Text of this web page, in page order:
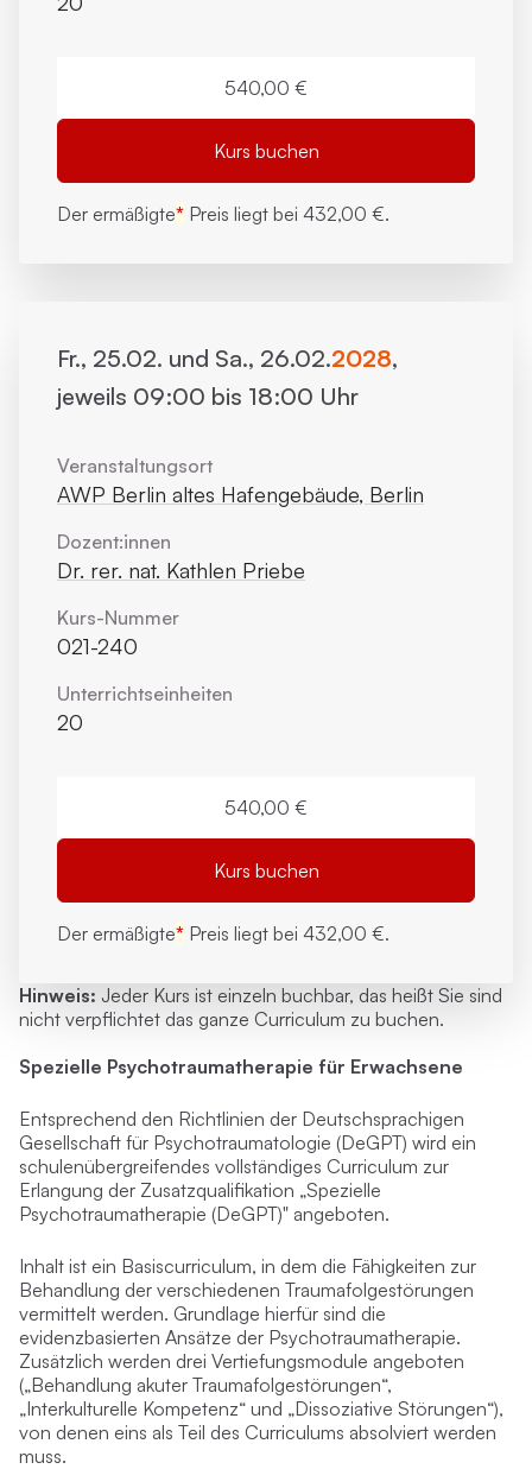
Hinweis: Jeder Kurs ist einzeln buchbar, das heißt Sie sind
nicht verpflichtet das ganze Curriculum zu buchen.
Spezielle Psychotraumatherapie für Erwachsene
Entsprechend den Richtlinien der Deutschsprachigen
Gesellschaft für Psychotraumatologie (DeGPT) wird ein
schulenübergreifendes vollständiges Curriculum zur
Erlangung der Zusatzqualifikation „Spezielle
Psychotraumatherapie (DeGPT)" angeboten.
Inhalt ist ein Basiscurriculum, in dem die Fähigkeiten zur
Behandlung der verschiedenen Traumafolgestörungen
vermittelt werden. Grundlage hierfür sind die
evidenzbasierten Ansätze der Psychotraumatherapie.
Zusätzlich werden drei Vertiefungsmodule angeboten
(„Behandlung akuter Traumafolgestörungen“,
„Interkulturelle Kompetenz“ und „Dissoziative Störungen“),
von denen eins als Teil des Curriculums absolviert werden
muss.
540,00 €
Kurs buchen
Der ermäßigte* Preis liegt bei 432,00 €.
Fr., 25.02. und Sa., 26.02.2028,
jeweils 09:00 bis 18:00 Uhr
Veranstaltungsort
AWP Berlin altes Hafengebäude, Berlin
Dozent:innen
Dr. rer. nat. Kathlen Priebe
Kurs-Nummer
021-240
Unterrichts­einheiten
20
540,00 €
Kurs buchen
Der ermäßigte* Preis liegt bei 432,00 €.